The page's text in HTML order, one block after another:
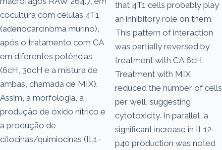
cocultura com células 4T1
(adenocarcinoma murino),
após o tratamento com CA
em diferentes potências
(6cH, 30cH e a mistura de
ambas, chamada de MIX).
Assim, a morfologia, a
produção de óxido nítrico e
a produção de
citocinas/quimiocinas (IL1-
that 4T1 cells probably play
an inhibitory role on them.
This pattern of interaction
was partially reversed by
treatment with CA 6cH.
Treatment with MIX,
reduced the number of cells
per well, suggesting
cytotoxicity. In parallel, a
significant increase in IL12-
p40 production was noted